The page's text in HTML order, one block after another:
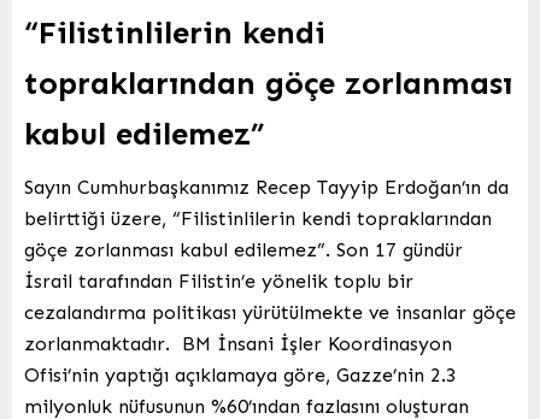
“Filistinlilerin kendi
topraklarından göçe zorlanması
kabul edilemez”
Sayın Cumhurbaşkanımız Recep Tayyip Erdoğan’ın da
belirttiği üzere, “Filistinlilerin kendi topraklarından
göçe zorlanması kabul edilemez”. Son 17 gündür
İsrail tarafından Filistin’e yönelik toplu bir
cezalandırma politikası yürütülmekte ve insanlar göçe
zorlanmaktadır. BM İnsani İşler Koordinasyon
Ofisi’nin yaptığı açıklamaya göre, Gazze’nin 2.3
milyonluk nüfusunun %60’ından fazlasını oluşturan